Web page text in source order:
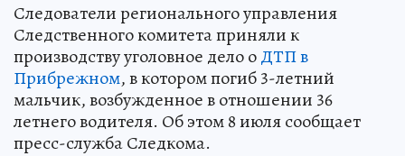
Следователи регионального управления
Следственного комитета приняли к
производству уголовное дело оДТП в
Прибрежном, в котором погиб 3-летний
мальчик, возбужденное в отношении 36
летнего водителя. Об этом 8 июля сообщает
пресс-служба Следкома.